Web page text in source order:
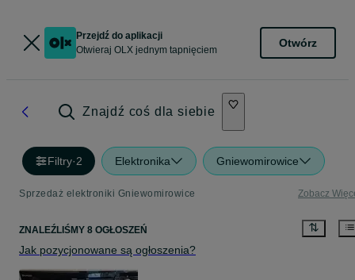
Przejdź do aplikacji
Otwieraj OLX jednym tapnięciem
Otwórz
Znajdź coś dla siebie
Filtry·2 Elektronika Gniewomirowice
Sprzedaż elektroniki Gniewomirowice Zobacz
ZNALEŹLIŚMY 8 OGŁOSZEŃ
Jak pozycjonowane są ogłoszenia?